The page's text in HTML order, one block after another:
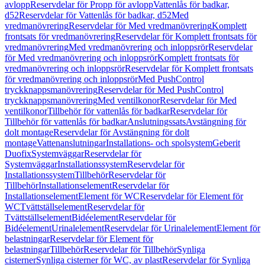
avloppReservdelar för Propp för avloppVattenlås för badkar,
d52Reservdelar för Vattenlås för badkar, d52Med
vredmanövreringReservdelar för Med vredmanövreringKomplett
frontsats för vredmanövreringReservdelar för Komplett frontsats för
vredmanövreringMed vredmanövrering och inloppsrörReservdelar
för Med vredmanövrering och inloppsrörKomplett frontsats för
vredmanövrering och inloppsrörReservdelar för Komplett frontsats
för vredmanövrering och inloppsrörMed PushControl
tryckknappsmanövreringReservdelar för Med PushControl
tryckknappsmanövreringMed ventilkonorReservdelar för Med
ventilkonorTillbehör för vattenlås för badkarReservdelar för
Tillbehör för vattenlås för badkarAnslutningssatsAvstängning för
dolt montageReservdelar för Avstängning för dolt
montageVattenanslutningarInstallations- och spolsystemGeberit
DuofixSystemväggarReservdelar för
SystemväggarInstallationssystemReservdelar för
InstallationssystemTillbehörReservdelar för
TillbehörInstallationselementReservdelar för
InstallationselementElement för WCReservdelar för Element för
WCTvättställselementReservdelar för
TvättställselementBidéelementReservdelar för
BidéelementUrinalelementReservdelar för UrinalelementElement för
belastningarReservdelar för Element för
belastningarTillbehörReservdelar för TillbehörSynliga
cisternerSynliga cisterner för WC, av plastReservdelar för Synliga